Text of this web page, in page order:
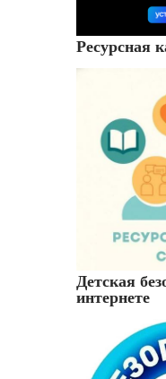
Ресурсная
Детская
интернете